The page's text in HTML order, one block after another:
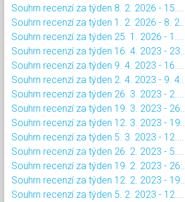
Souhrn recenzí za týden 8. 2. 2026 - 15....
Souhrn recenzí za týden 1. 2. 2026 - 8. 2....
Souhrn recenzí za týden 25. 1. 2026 - 1....
Souhrn recenzí za týden 16. 4. 2023 - 23....
Souhrn recenzí za týden 9. 4. 2023 - 16....
Souhrn recenzí za týden 2. 4. 2023 - 9. 4....
Souhrn recenzí za týden 26. 3. 2023 - 2....
Souhrn recenzí za týden 19. 3. 2023 - 26....
Souhrn recenzí za týden 12. 3. 2023 - 19....
Souhrn recenzí za týden 5. 3. 2023 - 12....
Souhrn recenzí za týden 26. 2. 2023 - 5....
Souhrn recenzí za týden 19. 2. 2023 - 26....
Souhrn recenzí za týden 12. 2. 2023 - 19....
Souhrn recenzí za týden 5. 2. 2023 - 12....